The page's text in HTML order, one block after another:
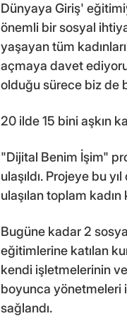
Dünyaya Giriş'
önemli bir sosyal
yaşayan tüm
açmaya davet
olduğu sürece biz de
20 ilde 15 bini aşkın
"Dijital Benim İşim"
ulaşıldı. Projeye bu
ulaşılan toplam
Bugüne kadar 2
eğitimlerine katılan
kendi işletmelerinin
boyunca yönetmeleri
sağlandı.